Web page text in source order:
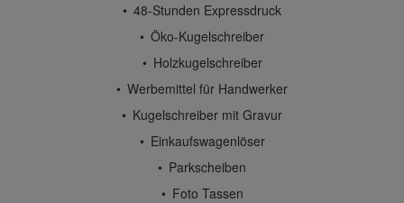
48-Stunden Expressdruck
Öko-Kugelschreiber
Holzkugelschreiber
Werbemittel für Handwerker
Kugelschreiber mit Gravur
Einkaufswagenlöser
Parkscheiben
Foto Tassen